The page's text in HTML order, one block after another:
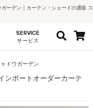
ーデン｜カーテン・シェードの通販 ス
SERVICE
サービス
ドウガーデン
ンポートオーダーカーテ